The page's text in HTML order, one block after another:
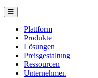
Plattform
Produkte
Lösungen
Preisgestaltung
Ressourcen
Unternehmen